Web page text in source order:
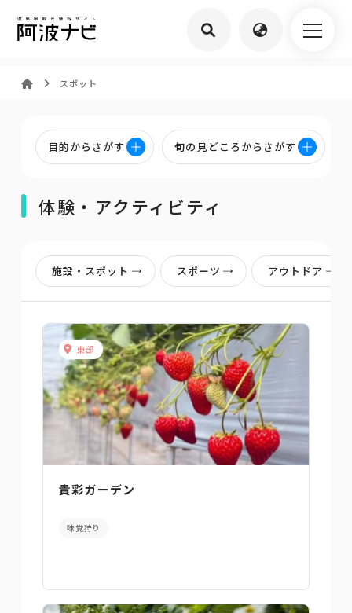
スポット
目的からさがす 旬の見どころからさがす
体験・アクティビティ
施設・スポット スポーツ アウトドア
東部
貴彩ガーデン
味覚狩り